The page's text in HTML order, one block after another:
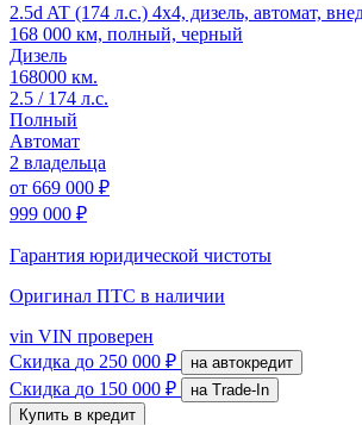
2.5d AT (174 л.с.) 4x4, дизель, автомат,
168 000 км, полный, черный
Дизель
168000 км.
2.5 / 174 л.с.
Полный
Автомат
2 владельца
от 669 000 ₽
999 000 ₽
Гарантия юридической чистоты
Оригинал ПТС в наличии
vin VIN проверен
Скидка до 250 000 ₽ на автокредит
Скидка до 150 000 ₽
на Trade-In
Купить в кредит